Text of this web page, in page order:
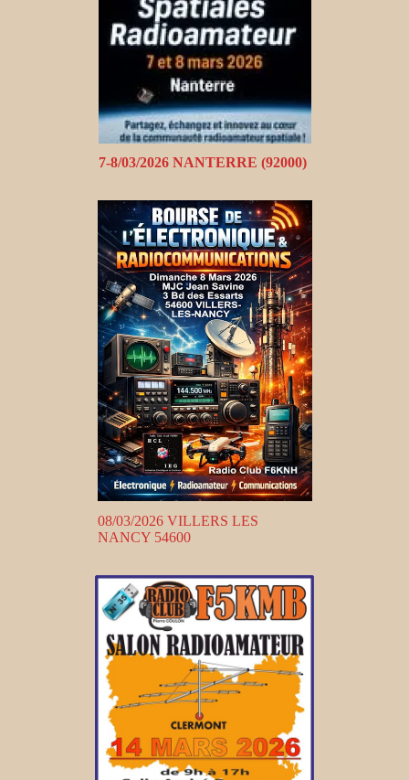
7-8/03/2026 NANTERRE (92000)
08/03/2026 VILLERS LES
NANCY 54600